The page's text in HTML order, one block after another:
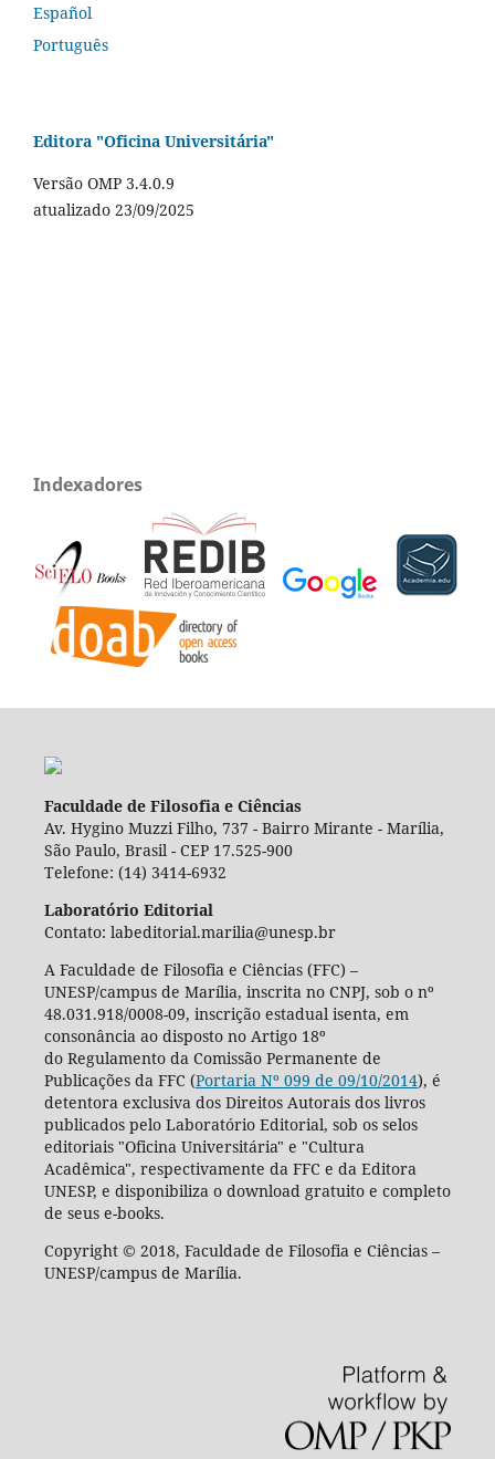
Español
Português
Editora "Oficina Universitária"
Versão OMP 3.4.0.9
atualizado 23/09/2025
Indexadores
Faculdade de Filosofia e Ciências
Av. Hygino Muzzi Filho, 737 - Bairro Mirante - Marília,
São Paulo, Brasil - CEP 17.525-900
Telefone: (14) 3414-6932
Laboratório Editorial
Contato: labeditorial.marilia@unesp.br
A Faculdade de Filosofia e Ciências (FFC) –
UNESP/campus de Marília, inscrita no CNPJ, sob o nº
48.031.918/0008-09, inscrição estadual isenta, em
consonância ao disposto no Artigo 18º
do Regulamento da Comissão Permanente de
Publicações da FFC (Portaria Nº 099 de 09/10/2014), é
detentora exclusiva dos Direitos Autorais dos livros
publicados pelo Laboratório Editorial, sob os selos
editoriais "Oficina Universitária" e "Cultura
Acadêmica", respectivamente da FFC e da Editora
UNESP, e disponibiliza o download gratuito e completo
de seus e-books.
Copyright © 2018, Faculdade de Filosofia e Ciências –
UNESP/campus de Marília.